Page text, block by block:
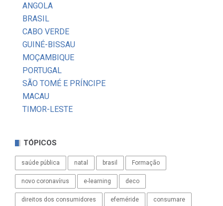
ANGOLA
BRASIL
CABO VERDE
GUINÉ-BISSAU
MOÇAMBIQUE
PORTUGAL
SÃO TOMÉ E PRÍNCIPE
MACAU
TIMOR-LESTE
TÓPICOS
saúde pública natal brasil Formação
novo coronavírus e-learning deco
direitos dos consumidores efeméride consumare